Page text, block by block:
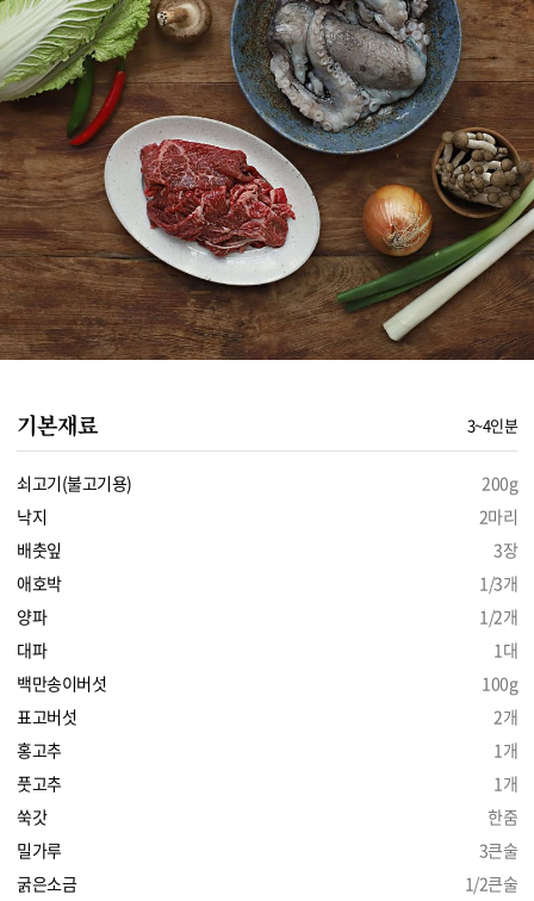
기본재료 3~4인분
쇠고기(불고기용)
200g
낙지
2마리
배춧잎
3장
애호박
1/3개
양파
1/2개
대파
1대
백만송이버섯
100g
표고버섯
2개
홍고추
1개
풋고추
1개
쑥갓
한줌
밀가루
3큰술
굵은소금
1/2큰술